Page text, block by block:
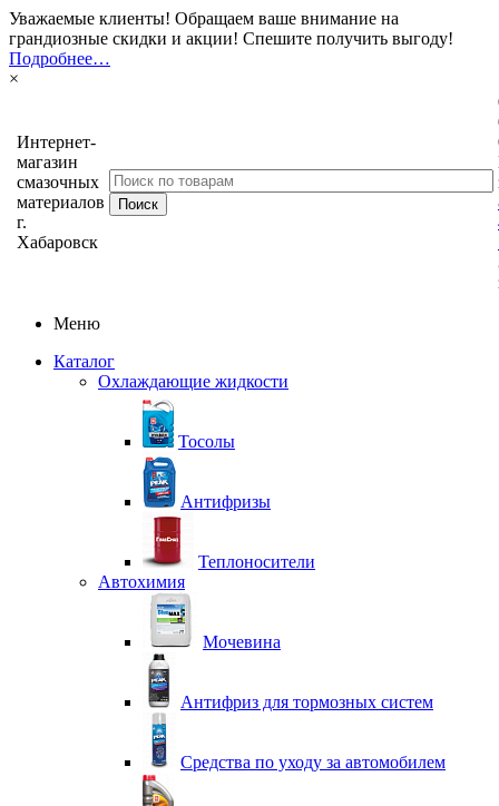
Уважаемые клиенты! Обращаем ваше внимание на
грандиозные скидки и акции! Спешите получить выгоду!
Подробнее…
×
Интернет-
магазин
смазочных
материалов
г.
Хабаровск
Меню
Каталог
Охлаждающие жидкости
Тосолы
Антифризы
Теплоносители
Автохимия
Мочевина
Антифриз для тормозных систем
Средства по уходу за автомобилем